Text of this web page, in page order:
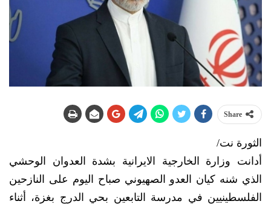
Share
الثورة نت/
أدانت وزارة الخارجية الايرانية بشدة العدوان الوحشي
الذي شنه كيان العدو الصهيوني صباح اليوم على النازحين
الفلسطينيين في مدرسة التابعين بحي الدرج بغزة، أثناء